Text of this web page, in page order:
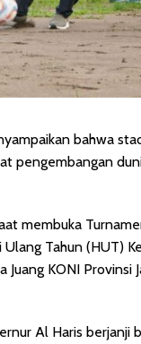
bahwa
pengembangan
membuka
Ulang Tahun (HUT)
KONI Provinsi
Al Haris berjanji